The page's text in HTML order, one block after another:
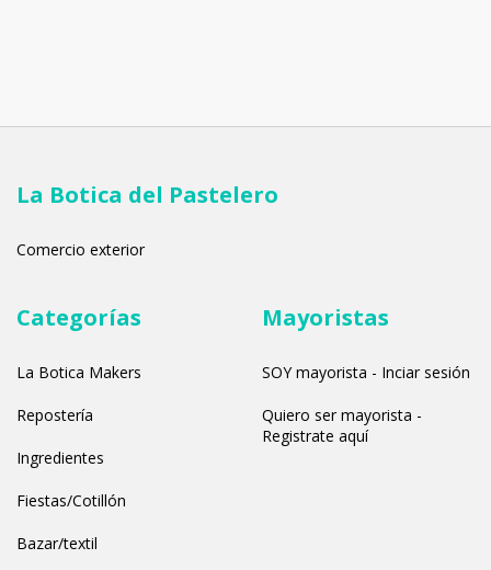
La Botica del Pastelero
Comercio exterior
Categorías
La Botica Makers
Repostería
Ingredientes
Fiestas/Cotillón
Bazar/textil
Mayoristas
SOY mayorista - Inciar sesión
Quiero ser mayorista -
Registrate aquí